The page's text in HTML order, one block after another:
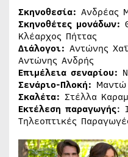
Σκηνοθεσία: Ανδρέας
Σκηνοθέτες μονάδων:
Κλέαρχος Πήττας
Διάλογοι: Αντώνης
Αντώνης Ανδρής
Επιμέλεια σεναρίου:
Σενάριο-Πλοκή: Μαντώ
Σκαλέτα: Στέλλα
Εκτέλεση παραγωγής:
Τηλεοπτικές